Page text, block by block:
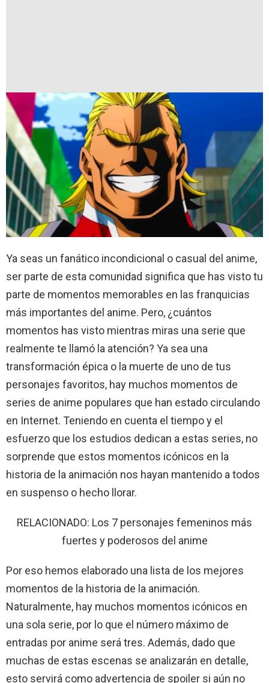
Ya seas un fanático incondicional o casual del anime,
ser parte de esta comunidad significa que has visto tu
parte de momentos memorables en las franquicias
más importantes del anime. Pero, ¿cuántos
momentos has visto mientras miras una serie que
realmente te llamó la atención? Ya sea una
transformación épica o la muerte de uno de tus
personajes favoritos, hay muchos momentos de
series de anime populares que han estado circulando
en Internet. Teniendo en cuenta el tiempo y el
esfuerzo que los estudios dedican a estas series, no
sorprende que estos momentos icónicos en la
historia de la animación nos hayan mantenido a todos
en suspenso o hecho llorar.
RELACIONADO: Los 7 personajes femeninos más
fuertes y poderosos del anime
Por eso hemos elaborado una lista de los mejores
momentos de la historia de la animación.
Naturalmente, hay muchos momentos icónicos en
una sola serie, por lo que el número máximo de
entradas por anime será tres. Además, dado que
muchas de estas escenas se analizarán en detalle,
esto servirá como advertencia de spoiler si aún no